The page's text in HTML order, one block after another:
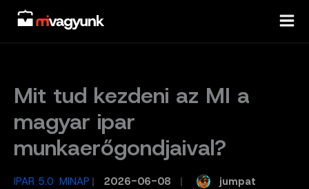
Skip
content
Mit tud kezdeni az MI a
magyar ipar
munkaerőgondjaival?
IPAR 5.0 MINAP / 2026-06-08 jumpat